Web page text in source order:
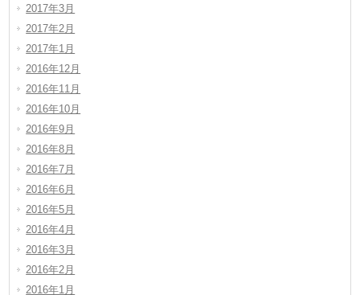
2017年3月
2017年2月
2017年1月
2016年12月
2016年11月
2016年10月
2016年9月
2016年8月
2016年7月
2016年6月
2016年5月
2016年4月
2016年3月
2016年2月
2016年1月